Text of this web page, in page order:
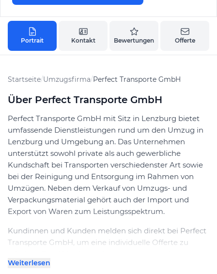
Portrait Kontakt Bewertungen Offerte
Startseite/Umzugsfirma/Perfect Transporte GmbH
Über Perfect Transporte GmbH
Perfect Transporte GmbH mit Sitz in Lenzburg bietet
umfassende Dienstleistungen rund um den Umzug in
Lenzburg und Umgebung an. Das Unternehmen
unterstützt sowohl private als auch gewerbliche
Kundschaft bei Transporten verschiedenster Art sowie
bei der Reinigung und Entsorgung im Rahmen von
Umzügen. Neben dem Verkauf von Umzugs- und
Verpackungsmaterial gehört auch der Import und
Export von Waren zum Leistungsspektrum.
Kundinnen und Kunden melden sich direkt bei Perfect
Transporte GmbH, um eine individuelle Offerte zu
Durchführung ausgerichtet, wobei das Team dafür
Weiterlesen